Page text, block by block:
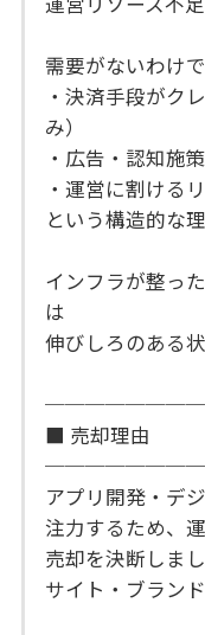
需要がないわけで
・決済手段がク
み）
・広告・認知施
・運営に割ける
という構造的な
インフラが整っ
は
伸びしろのある
■ 売却理由
アプリ開発・デ
注力するため、
売却を決断しまし
サイト・ブラン